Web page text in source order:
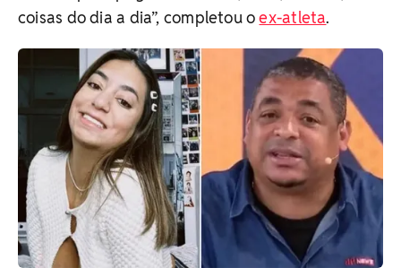
coisas do dia a dia”, completou oex-atleta.